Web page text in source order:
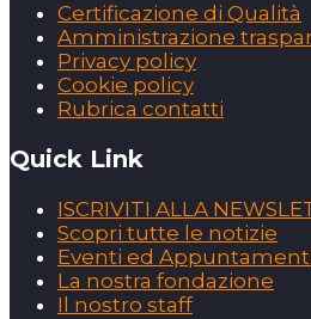
Certificazione di Qualità
Amministrazione
Privacy policy
Cookie policy
Rubrica contatti
Quick Link
ISCRIVITI ALLA
Scopri tutte le notizie
Eventi ed
La nostra fondazione
Il nostro staff